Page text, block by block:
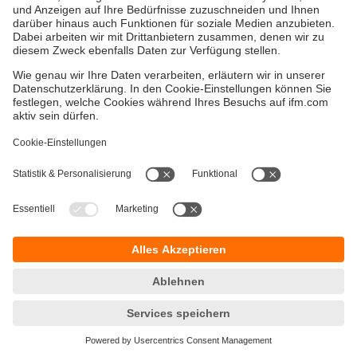
Versandkosten
Gewährleistung
Warenrücklieferungen
Kontakt
Standorte (EN)
AGB
Barrierefreiheit
Impressum
Datenschutz
Responsible Disclosure
ifm electronic gmbh
45128 Essen
Hotline 0800 / 16 16 16 4
info@ifm.com
2026
Verwandte Themen:
Abstandssensoren Bauform O5 mit Display
Abstandssensoren Bauform O1D